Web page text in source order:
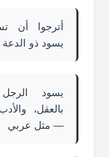
أترجوا أن
يسود ذو الدعة
يسود
بالعقل،
— مثل عربي